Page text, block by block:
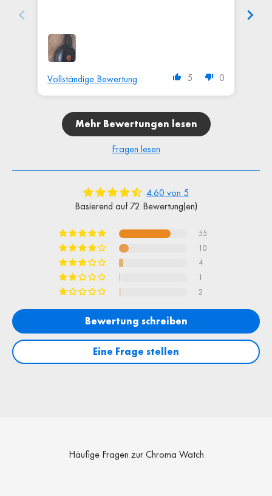
5 0
Vollständige Bewertung
Mehr Bewertungen lesen
Fragen lesen
4.60 von 5
Basierend auf 72 Bewertung(en)
55
10
4
1
2
Bewertung schreiben
Eine Frage stellen
Häufige Fragen zur Chroma Watch